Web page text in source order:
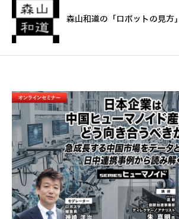
森山和道の「ロボットの見方」